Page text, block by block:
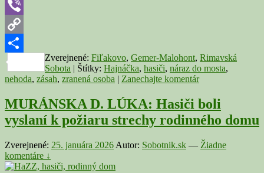
Telegram
Viber
Copy
Link
Share
Zverejnené: Fiľakovo, Gemer-Malohont, Rimavská
Sobota | Štítky: Hajnáčka, hasiči, náraz do mosta,
nehoda, zásah, zranená osoba | Zanechajte komentár
MURÁNSKA D. LÚKA: Hasiči boli
vyslaní k požiaru strechy rodinného domu
Zverejnené: 25. januára 2026 Autor: Sobotnik.sk — Žiadne
komentáre ↓